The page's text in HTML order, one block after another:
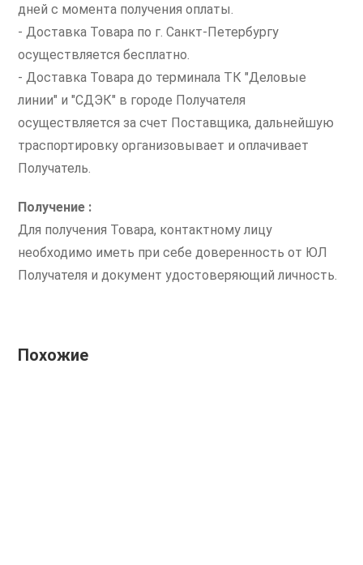
дней с момента получения оплаты.
- Доставка Товара по г. Санкт-Петербургу
осуществляется бесплатно.
- Доставка Товара до терминала ТК "Деловые
линии" и "СДЭК" в городе Получателя
осуществляется за счет Поставщика, дальнейшую
траспортировку организовывает и оплачивает
Получатель.
Получение :
Для получения Товара, контактному лицу
необходимо иметь при себе доверенность от ЮЛ
Получателя и документ удостоверяющий личность.
Похожие